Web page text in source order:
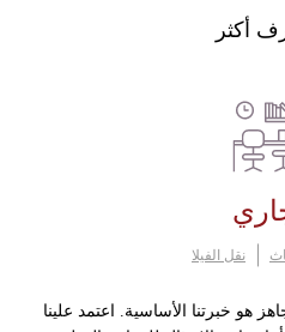
نقل الفيلا
هو خبرتنا الأساسية. اعتمد علينا